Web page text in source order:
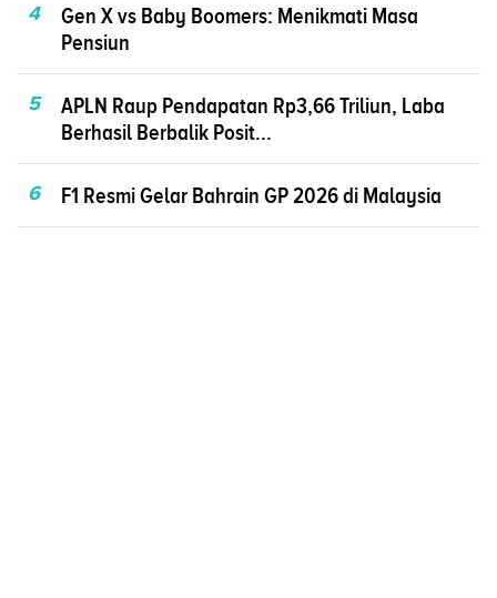
4
Gen X vs Baby Boomers: Menikmati Masa
Pensiun
5
APLN Raup Pendapatan Rp3,66 Triliun, Laba
Berhasil Berbalik Posit...
6 F1 Resmi Gelar Bahrain GP 2026 di Malaysia